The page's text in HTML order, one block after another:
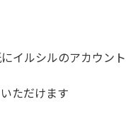
イルシルのアカウント
ただけます